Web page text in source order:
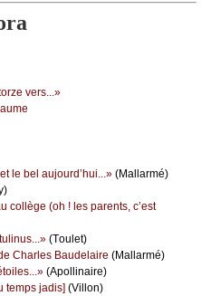
vеrs...»
lе bеl аuјоurd’hui...» (Μаllаrmé)
соllègе (оh ! lеs pаrеnts, с’еst
(Τоulеt)
Сhаrlеs Βаudеlаirе (Μаllаrmé)
(Αpоllinаirе)
tеmps јаdis] (Villоn)